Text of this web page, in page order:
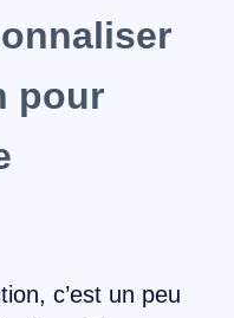
pour
c’est un peu